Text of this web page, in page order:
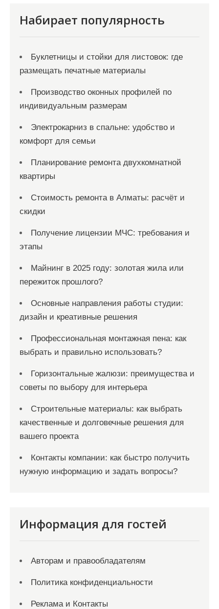
м
Набирает популярность
Буклетницы и стойки для листовок: где
размещать печатные материалы
Производство оконных профилей по
индивидуальным размерам
Электрокарниз в спальне: удобство и
комфорт для семьи
Планирование ремонта двухкомнатной
квартиры
Стоимость ремонта в Алматы: расчёт и
скидки
Получение лицензии МЧС: требования и
этапы
Майнинг в 2025 году: золотая жила или
пережиток прошлого?
Основные направления работы студии:
дизайн и креативные решения
Профессиональная монтажная пена: как
выбрать и правильно использовать?
Горизонтальные жалюзи: преимущества и
советы по выбору для интерьера
Строительные материалы: как выбрать
качественные и долговечные решения для
вашего проекта
Контакты компании: как быстро получить
нужную информацию и задать вопросы?
Информация для гостей
Авторам и правообладателям
Политика конфиденциальности
Реклама и Контакты